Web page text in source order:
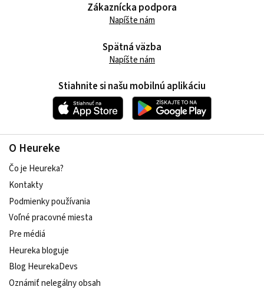
O Heureke
Čo je Heureka?
Kontakty
Podmienky používania
Voľné pracovné miesta
Pre médiá
Heureka bloguje
Blog HeurekaDevs
Oznámiť nelegálny obsah
Zákaznícka podpora
Napíšte nám
Spätná väzba
Napíšte nám
Stiahnite si našu mobilnú aplikáciu